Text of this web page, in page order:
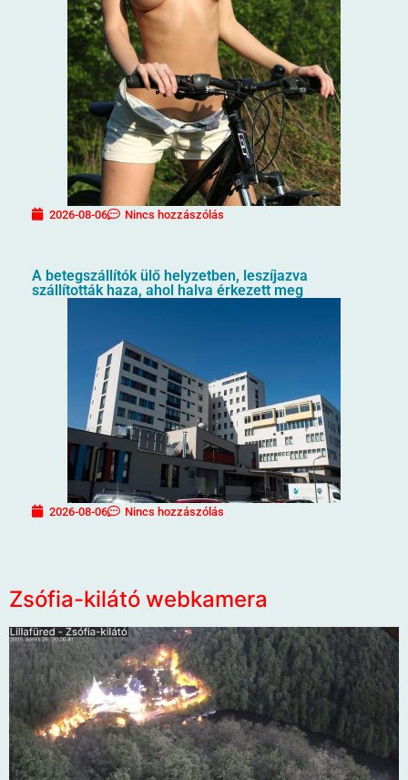
2026-08-06 Nincs hozzászólás
A betegszállítók ülő helyzetben, leszíjazva
szállították haza, ahol halva érkezett meg
2026-08-06 Nincs hozzászólás
Zsófia-kilátó webkamera